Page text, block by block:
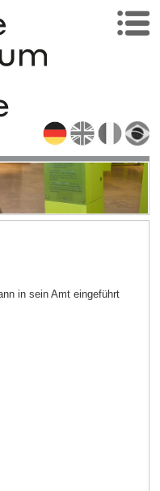
in sein Amt eingeführt